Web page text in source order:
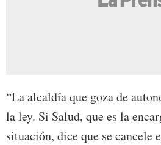
“La alcaldía que goza de
la ley. Si Salud, que es la
situación, dice que se cancele